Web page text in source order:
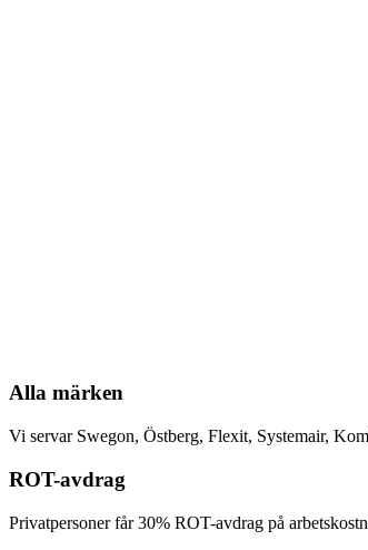
Alla märken
Vi servar Swegon, Östberg, Flexit, Systemair,
ROT-avdrag
Privatpersoner får 30% ROT-avdrag på